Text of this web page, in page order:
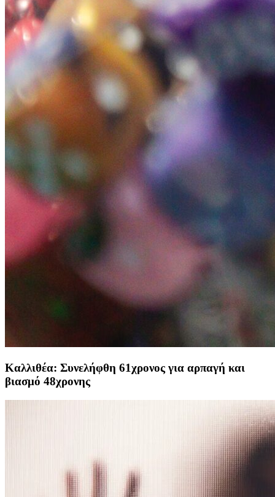
Kαλλιθέα: Συνελήφθη 61χρονος για αρπαγή και
βιασμό 48χρονης